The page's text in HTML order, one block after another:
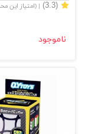
(3.3)
| (امتیاز این
ناموجود